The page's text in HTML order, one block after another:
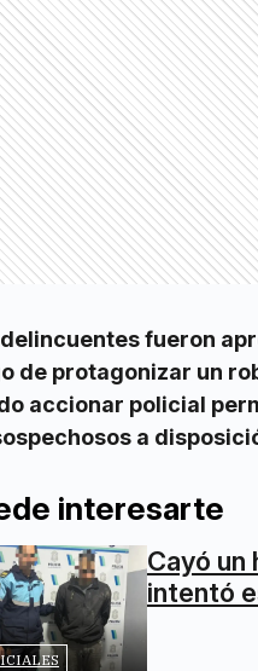
delincuentes fueron
de protagonizar un
accionar policial
a
interesarte
Cayó un
intentó